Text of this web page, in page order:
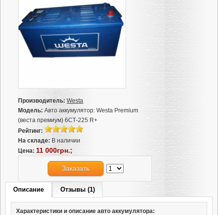
Производитель: Westa
Модель: Авто аккумулятор: Westa Premium
(веста премиум) 6СТ-225 R+
Рейтинг:
На складе: В наличии
Цена: 11 000грн.;
Заказать
Описание Отзывы (1)
Характеристики и описание авто аккумулятора: